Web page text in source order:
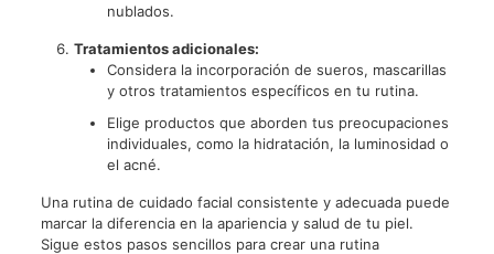
nublados.
Tratamientos adicionales:
Considera la incorporación de sueros, mascarillas
y otros tratamientos específicos en tu rutina.
Elige productos que aborden tus preocupaciones
individuales, como la hidratación, la luminosidad o
el acné.
Una rutina de cuidado facial consistente y adecuada puede
marcar la diferencia en la apariencia y salud de tu piel.
Sigue estos pasos sencillos para crear una rutina